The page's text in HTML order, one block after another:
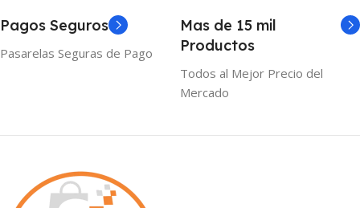
Pagos Seguros
Pasarelas Seguras de Pago
Mas de 15 mil
Productos
Todos al Mejor Precio del
Mercado